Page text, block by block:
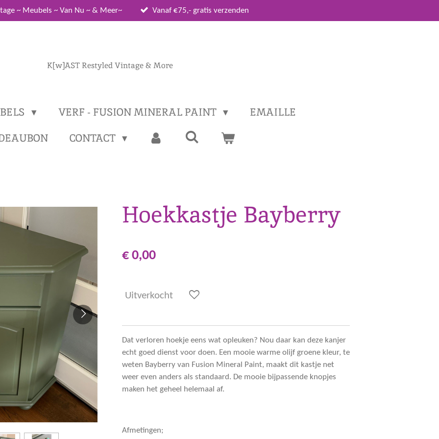
~ Meubels ~ Van Nu ~ & Meer~ Vanaf €75,- gratis verzenden
K[w]AST Restyled Vintage & More
VERF - FUSION MINERAL PAINT
EMAILLE
CONTACT
Hoekkastje Bayberry
€ 0,00
Uitverkocht
Dat verloren hoekje eens wat opleuken? Nou daar kan deze kanjer
echt goed dienst voor doen. Een mooie warme olijf groene kleur, te
weten Bayberry van Fusion Mineral Paint, maakt dit kastje net
weer even anders als standaard. De mooie bijpassende knopjes
maken het geheel helemaal af.
Afmetingen;